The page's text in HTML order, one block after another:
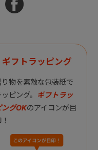
ギフトラッピング
り物を素敵な包装紙で
ピング。 ギフトラッ
ングOKのアイコンが目